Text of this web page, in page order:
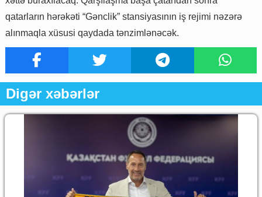
qatarların hərəkəti “Gənclik” stansiyasının iş rejimi nəzərə
alınmaqla xüsusi qaydada tənzimlənəcək.
Digər xəbərlər